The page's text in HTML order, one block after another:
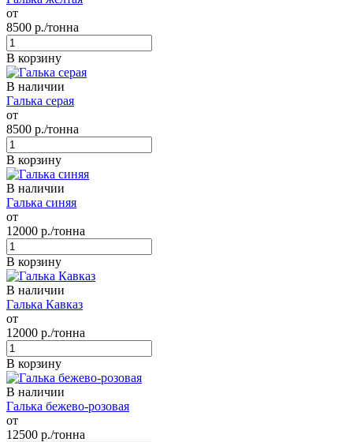
от
8500 р./тонна
В корзину
В наличии
Галька серая
от
8500 р./тонна
В корзину
В наличии
Галька синяя
от
12000 р./тонна
В корзину
В наличии
Галька Кавказ
от
12000 р./тонна
В корзину
В наличии
Галька бежево-розовая
от
12500 р./тонна